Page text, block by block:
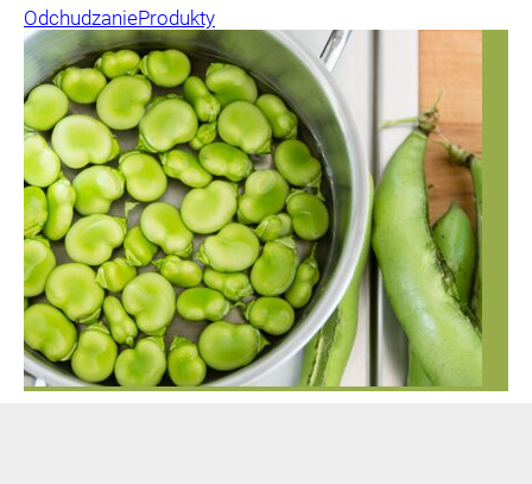
OdchudzanieProdukty